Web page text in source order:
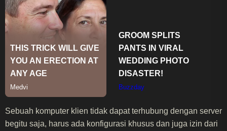
Sebuah komputer klien tidak dapat terhubung dengan server
begitu saja, harus ada konfigurasi khusus dan juga izin dari